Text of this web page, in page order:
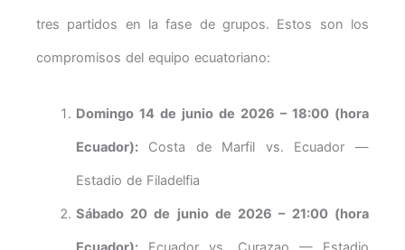
tres partidos en la fase de grupos. Estos son los
compromisos del equipo ecuatoriano:
Domingo 14 de junio de 2026 – 18:00 (hora
Ecuador):Costa de Marfil vs. Ecuador —
Estadio de Filadelfia
Sábado 20 de junio de 2026 – 21:00 (hora